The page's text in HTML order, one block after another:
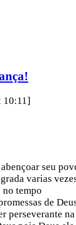
10:11]
seu
varias
no tempo
de
perseverante na